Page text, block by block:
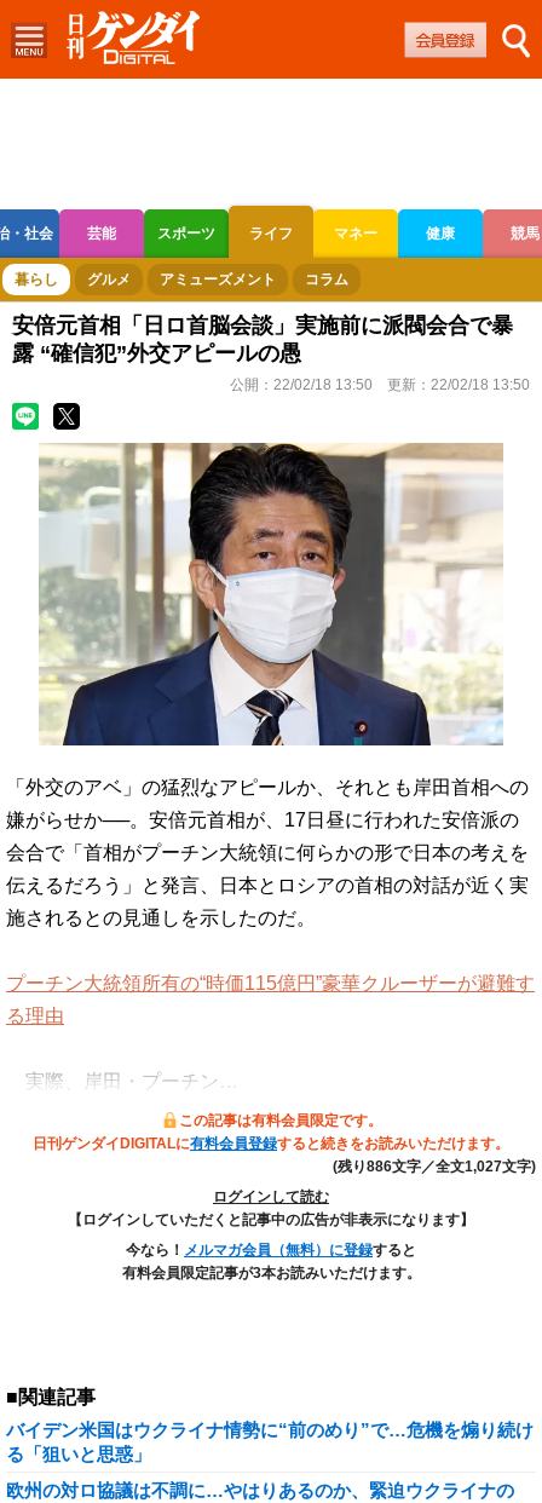
・社会 芸能 スポーツ ライフ マネー 健康 競馬
ボートレース 競輪 オートレース
暮らし グルメ アミューズメント コラム
安倍元首相「日ロ首脳会談」実施前に派閥会合で暴
露 “確信犯”外交アピールの愚
公開： 22/02/18 13:50 更新： 22/02/18 13:50
「外交のアベ」の猛烈なアピールか、それとも岸田首相への
嫌がらせか──。安倍元首相が、17日昼に行われた安倍派の
会合で「首相がプーチン大統領に何らかの形で日本の考えを
伝えるだろう」と発言、日本とロシアの首相の対話が近く実
施されるとの見通しを示したのだ。
プーチン大統領所有の“時価115億円”豪華クルーザーが避難す
る理由
実際、岸田・プーチン…
この記事は有料会員限定です。
日刊ゲンダイDIGITALに有料会員登録すると続きをお読みいただけます。
(残り886文字／全文1,027文字)
ログインして読む
【ログインしていただくと記事中の広告が非表示になります】
今なら！ メルマガ会員（無料）に登録すると
有料会員限定記事が3本お読みいただけます。
■関連記事
バイデン米国はウクライナ情勢に“前のめり”で…危機を煽り続け
る「狙いと思惑」
欧州の対ロ協議は不調に…やはりあるのか、緊迫ウクライナの